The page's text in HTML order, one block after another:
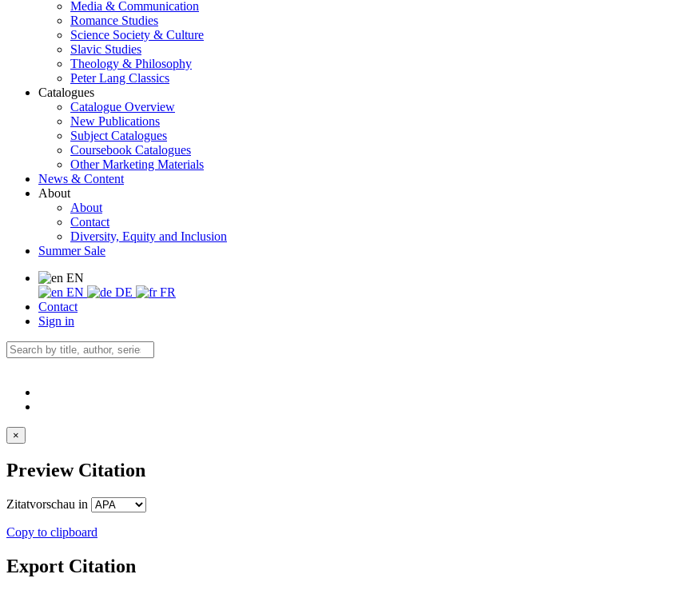
Media & Communication
Romance Studies
Science Society & Culture
Slavic Studies
Theology & Philosophy
Peter Lang Classics
Catalogues
Catalogue Overview
New Publications
Subject Catalogues
Coursebook Catalogues
Other Marketing Materials
News & Content
About
About
Contact
Diversity, Equity and Inclusion
Summer Sale
EN
EN
DE
FR
Contact
Sign in
×
Preview Citation
Zitatvorschau in
Copy to clipboard
Export Citation